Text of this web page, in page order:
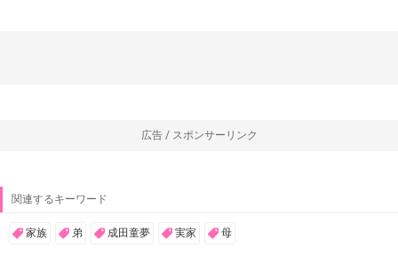
広告 / スポンサーリンク
関連するキーワード
家族 弟 成田童夢 実家 母